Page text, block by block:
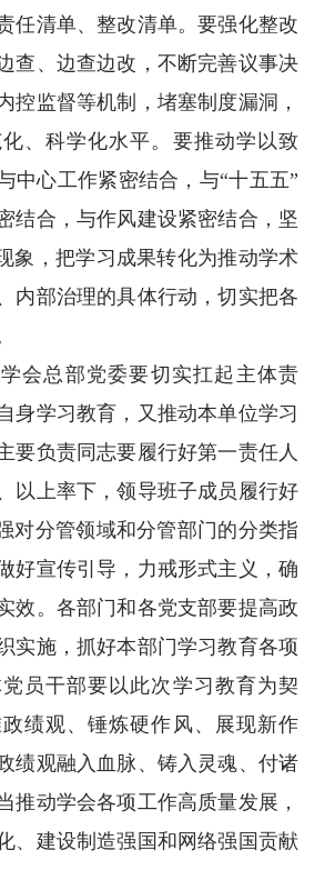
任清单、整改清单。要强化整改
查、边查边改，不断完善议事决
控监督等机制，堵塞制度漏洞，
、科学化水平。要推动学以致
中心工作紧密结合，与“十五五”
结合，与作风建设紧密结合，坚
象，把学习成果转化为推动学术
内部治理的具体行动，切实把各
会总部党委要切实扛起主体责
身学习教育，又推动本单位学习
要负责同志要履行好第一责任人
以上率下，领导班子成员履行好
对分管领域和分管部门的分类指
好宣传引导，力戒形式主义，确
效。各部门和各党支部要提高政
实施，抓好本部门学习教育各项
员干部要以此次学习教育为契
绩观、锤炼硬作风、展现新作
绩观融入血脉、铸入灵魂、付诸
推动学会各项工作高质量发展，
、建设制造强国和网络强国贡献